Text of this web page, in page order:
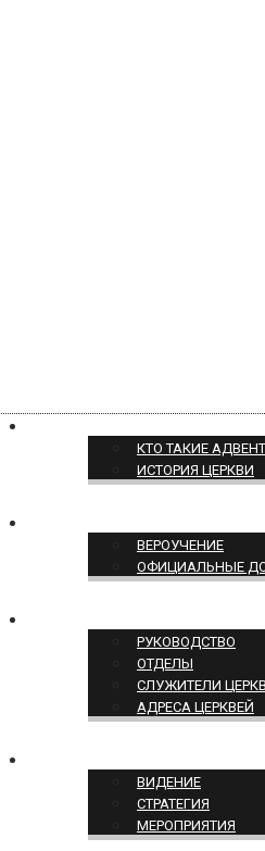
КТО ТАКИЕ
ИСТОРИЯ ЦЕРКВИ
ВЕРОУЧЕНИЕ
ОФИЦИАЛЬНЫЕ
РУКОВОДСТВО
ОТДЕЛЫ
СЛУЖИТЕЛИ
АДРЕСА ЦЕРКВЕЙ
ВИДЕНИЕ
СТРАТЕГИЯ
МЕРОПРИЯТИЯ